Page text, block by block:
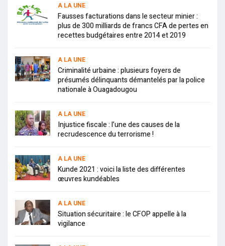
A LA UNE
Fausses facturations dans le secteur minier :
plus de 300 milliards de francs CFA de pertes en
recettes budgétaires entre 2014 et 2019
A LA UNE
Criminalité urbaine : plusieurs foyers de
présumés délinquants démantelés par la police
nationale à Ouagadougou
A LA UNE
Injustice fiscale : l’une des causes de la
recrudescence du terrorisme !
A LA UNE
Kunde 2021 : voici la liste des différentes
œuvres kundéables
A LA UNE
Situation sécuritaire : le CFOP appelle à la
vigilance